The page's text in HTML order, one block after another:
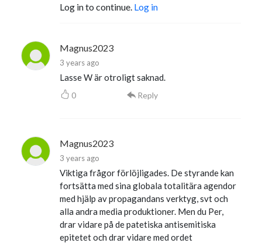
Log in to continue. Log in
Magnus2023
3 years ago
Lasse W är otroligt saknad.
0 Reply
Magnus2023
3 years ago
Viktiga frågor förlöjligades. De styrande kan
fortsätta med sina globala totalitära agendor
med hjälp av propagandans verktyg, svt och
alla andra media produktioner. Men du Per,
drar vidare på de patetiska antisemitiska
epitetet och drar vidare med ordet